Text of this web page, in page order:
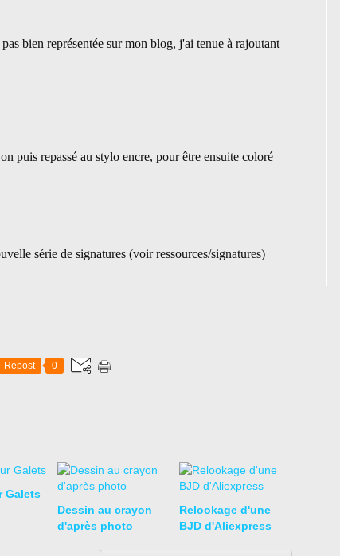
bien représentée sur mon blog, j'ai tenue à rajoutant
puis repassé au stylo encre, pour être ensuite coloré
série de signatures (voir ressources/signatures)
Repost 0
Galets
Dessin au crayon
d'après photo
Relookage d'une
BJD d'Aliexpress